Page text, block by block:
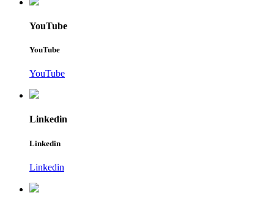
YouTube
YouTube
YouTube
Linkedin
Linkedin
Linkedin